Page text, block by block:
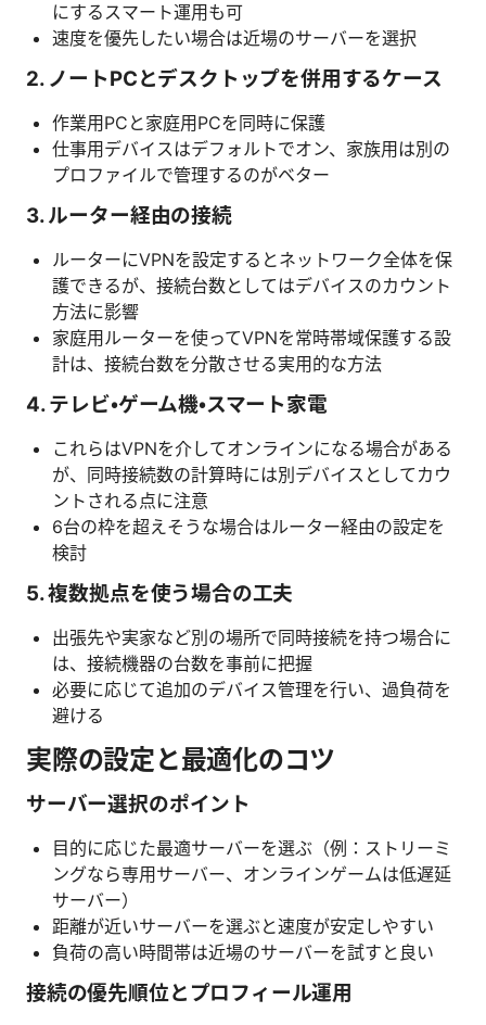
にするスマート運用も可
速度を優先したい場合は近場のサーバーを選択
2. ノートPCとデスクトップを併用するケース
作業用PCと家庭用PCを同時に保護
仕事用デバイスはデフォルトでオン、家族用は別の
プロファイルで管理するのがベター
3. ルーター経由の接続
ルーターにVPNを設定するとネットワーク全体を保
護できるが、接続台数としてはデバイスのカウント
方法に影響
家庭用ルーターを使ってVPNを常時帯域保護する設
計は、接続台数を分散させる実用的な方法
4. テレビ・ゲーム機・スマート家電
これらはVPNを介してオンラインになる場合がある
が、同時接続数の計算時には別デバイスとしてカウ
ントされる点に注意
6台の枠を超えそうな場合はルーター経由の設定を
検討
5. 複数拠点を使う場合の工夫
出張先や実家など別の場所で同時接続を持つ場合に
は、接続機器の台数を事前に把握
必要に応じて追加のデバイス管理を行い、過負荷を
避ける
実際の設定と最適化のコツ
サーバー選択のポイント
目的に応じた最適サーバーを選ぶ（例：ストリーミ
ングなら専用サーバー、オンラインゲームは低遅延
サーバー）
距離が近いサーバーを選ぶと速度が安定しやすい
負荷の高い時間帯は近場のサーバーを試すと良い
接続の優先順位とプロフィール運用